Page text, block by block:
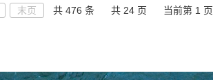
末页 共 476 条 共 24 页 当前第 1 页